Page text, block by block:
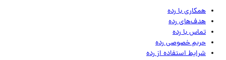
همکاری با رده
هدف‌های رده
تماس‌ با‌ رده
حریم خصوصی رده
شرایط استفاده از رده